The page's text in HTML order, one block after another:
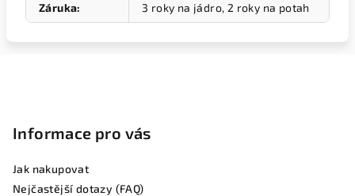
Záruka: 3 roky na jádro, 2 roky na potah
Informace pro vás
Jak nakupovat
Nejčastější dotazy (FAQ)